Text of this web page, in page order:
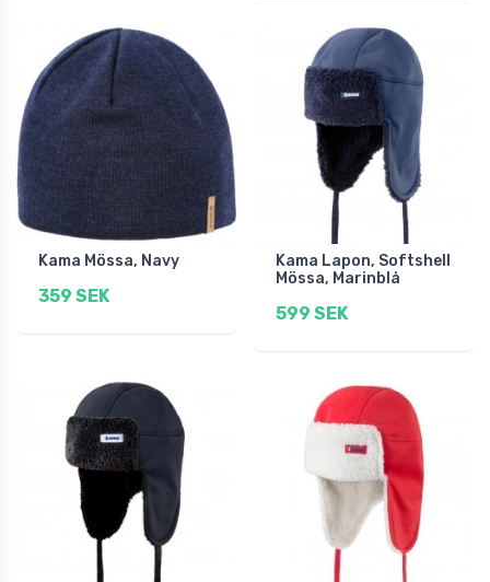
Kama Mössa, Navy
359 SEK
Kama Lapon, Softshell
Mössa, Marinblå
599 SEK